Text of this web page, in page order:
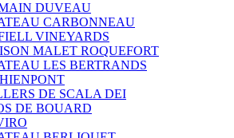
DUVEAU
CARBONNEAU
VINEYARDS
MALET ROQUEFORT
LES BERTRANDS
DE SCALA DEI
DE BOUARD